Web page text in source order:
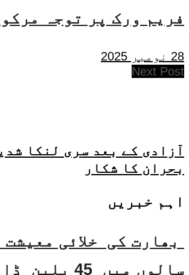
فریم ورک پر توجہ
28 نومبر 2025
Next Post
آزادی کے بعد سری لنکا
بحران کا شکار
اہم خبریں
سالوں میں 45